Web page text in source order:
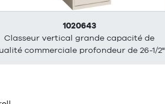
1020643
Classeur vertical grande capacité de
commerciale profondeur de 26-1/2"